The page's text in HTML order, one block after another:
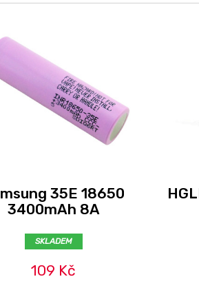
35E 18650
3400mAh 8A
SKLADEM
109 Kč